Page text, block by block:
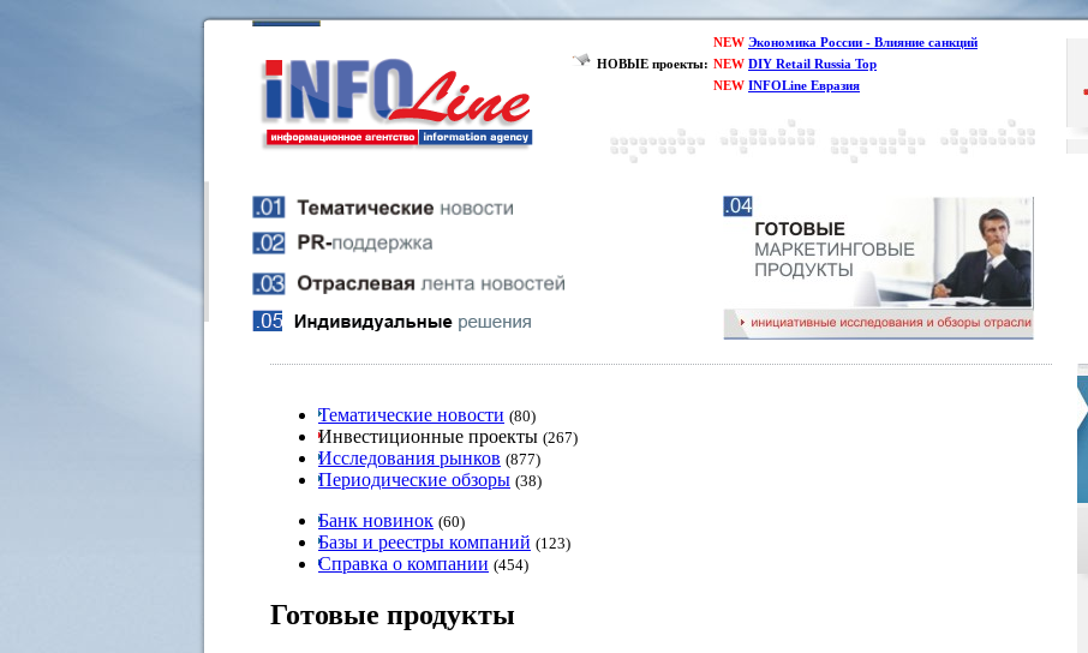
НОВЫЕ проекты:
NEW Экономика России - Влияние санкций
NEW DIY Retail Russia Top
NEW INFOLine Евразия
Тематические новости (80)
Инвестиционные проекты (267)
Исследования рынков (877)
Периодические обзоры (38)
Банк новинок (60)
Базы и реестры компаний (123)
Справка о компании (454)
Готовые продукты